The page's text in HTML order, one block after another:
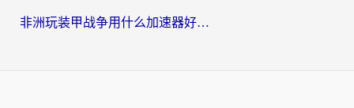
非洲玩装甲战争用什么加速器好？海外党亲测有效的国服游戏加速方案